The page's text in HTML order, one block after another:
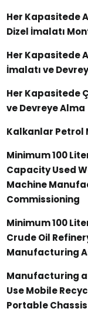
Her Kapasitede
Dizel İmalatı
Her Kapasitede
İmalatı ve
Her Kapasitede
ve Devreye Alma
Kalkanlar Petrol
Minimum 100
Capacity Used
Machine
Commissioning
Minimum 100
Crude Oil
Manufacturing
Manufacturing
Use Mobile
Portable Chassis